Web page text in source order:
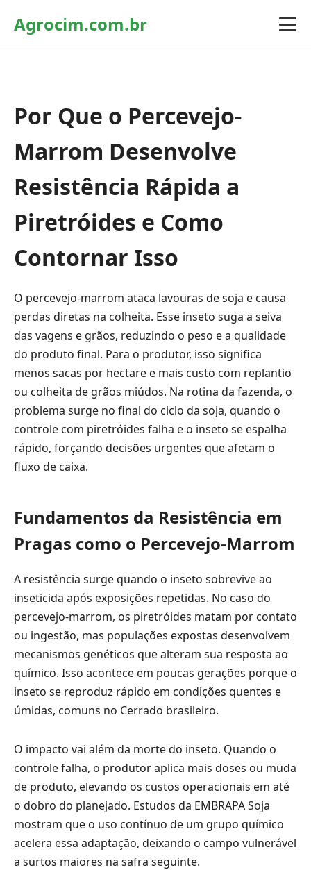
Agrocim.com.br
Por Que o Percevejo-
Marrom Desenvolve
Resistência Rápida a
Piretróides e Como
Contornar Isso
O percevejo-marrom ataca lavouras de soja e causa
perdas diretas na colheita. Esse inseto suga a seiva
das vagens e grãos, reduzindo o peso e a qualidade
do produto final. Para o produtor, isso significa
menos sacas por hectare e mais custo com replantio
ou colheita de grãos miúdos. Na rotina da fazenda, o
problema surge no final do ciclo da soja, quando o
controle com piretróides falha e o inseto se espalha
rápido, forçando decisões urgentes que afetam o
fluxo de caixa.
Fundamentos da Resistência em
Pragas como o Percevejo-Marrom
A resistência surge quando o inseto sobrevive ao
inseticida após exposições repetidas. No caso do
percevejo-marrom, os piretróides matam por contato
ou ingestão, mas populações expostas desenvolvem
mecanismos genéticos que alteram sua resposta ao
químico. Isso acontece em poucas gerações porque o
inseto se reproduz rápido em condições quentes e
úmidas, comuns no Cerrado brasileiro.
O impacto vai além da morte do inseto. Quando o
controle falha, o produtor aplica mais doses ou muda
de produto, elevando os custos operacionais em até
o dobro do planejado. Estudos da EMBRAPA Soja
mostram que o uso contínuo de um grupo químico
acelera essa adaptação, deixando o campo vulnerável
a surtos maiores na safra seguinte.